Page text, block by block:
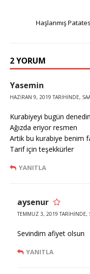
Haşlanmış
2 YORUM
Yasemin
HAZIRAN 9, 2019 TARIHINDE,
Kurabiyeyi bugün
Ağızda eriyor resmen
Artik bu kurabiye benim
Tarif için teşekkürler
YANITLA
aysenur
TEMMUZ 3, 2019 TARIHINDE,
Sevindim afiyet olsun
YANITLA